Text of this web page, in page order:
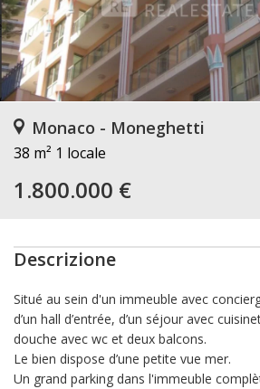
Monaco - Moneghetti
38 m² 1 locale
1.800.000 €
Descrizione
Situé au sein d'un immeuble avec
d’un hall d’entrée, d’un séjour avec
douche avec wc et deux balcons.
Le bien dispose d’une petite vue mer.
Un grand parking dans l'immeuble